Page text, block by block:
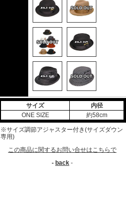
サイズ
内径
ONE SIZE
約58cm
※サイズ調節アジャスター付き(サイズダウン
専用)
この商品に関するお問い合せはこちらで
- back -